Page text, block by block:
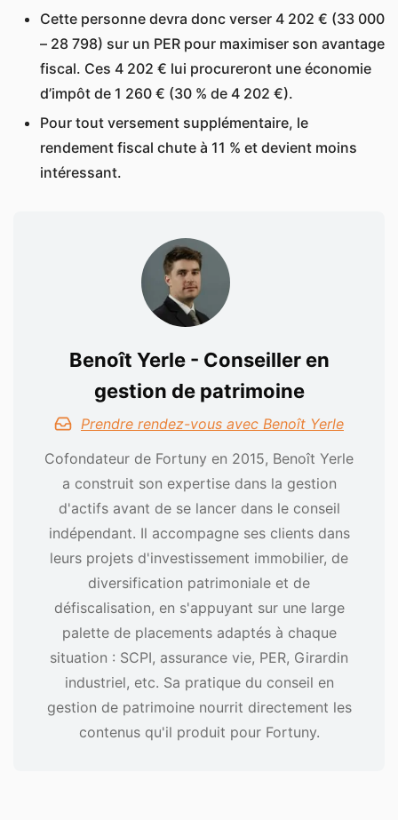
Cette personne devra donc verser 4 202 € (33 000
– 28 798) sur un PER pour maximiser son avantage
fiscal. Ces 4 202 € lui procureront une économie
d’impôt de 1 260 € (30 % de 4 202 €).
Pour tout versement supplémentaire, le
rendement fiscal chute à 11 % et devient moins
intéressant.
Benoît Yerle - Conseiller en
gestion de patrimoine
Prendre rendez-vous avec Benoît Yerle
Cofondateur de Fortuny en 2015, Benoît Yerle
a construit son expertise dans la gestion
d'actifs avant de se lancer dans le conseil
indépendant. Il accompagne ses clients dans
leurs projets d'investissement immobilier, de
diversification patrimoniale et de
défiscalisation, en s'appuyant sur une large
palette de placements adaptés à chaque
situation : SCPI, assurance vie, PER, Girardin
industriel, etc. Sa pratique du conseil en
gestion de patrimoine nourrit directement les
contenus qu'il produit pour Fortuny.